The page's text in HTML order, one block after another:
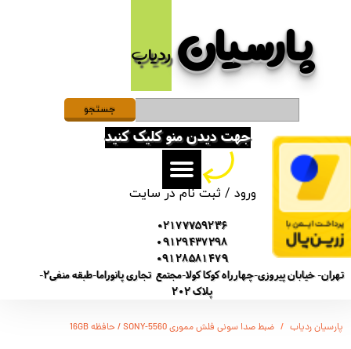
پارسیان​​​​​​​ردیاب
ورود /ثبت نام در سایت
حساب کاربری من
تغییر گذر واژه
سفارشات
خروج از حساب کاربری
02177759236
09129437298
09128581479
تهران- خیابان پیروزی-چهارراه کوکا کولا-مجتمع تجاری پانوراما-طبقه منفی2-
پلاک 202
جهت دیدن منو کلیک کنید
جستجو
پارسیان ردیاب ضبط صدا سونی فلش مموری SONY-5560 / حافظه 16GB